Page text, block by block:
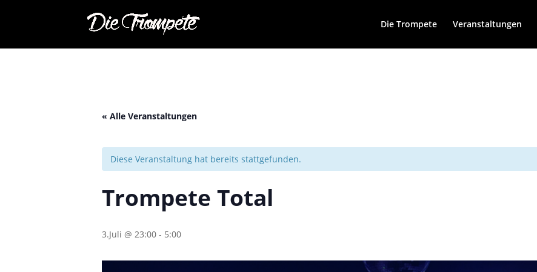
Die Trompete Veranstaltungen
« Alle Veranstaltungen
Diese Veranstaltung hat bereits stattgefunden.
Trompete Total
3.Juli @ 23:00 - 5:00